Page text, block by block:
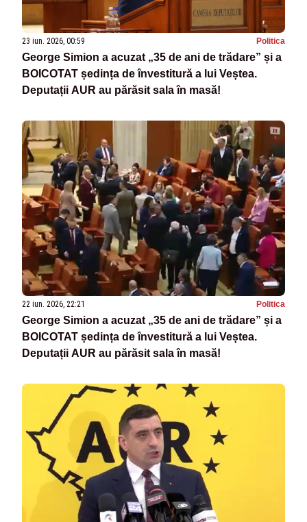
23 iun. 2026, 00:59 Politica
George Simion a acuzat „35 de ani de trădare” și a
BOICOTAT ședința de învestitură a lui Veștea.
Deputații AUR au părăsit sala în masă!
22 iun. 2026, 22:21 Politica
George Simion a acuzat „35 de ani de trădare” și a
BOICOTAT ședința de învestitură a lui Veștea.
Deputații AUR au părăsit sala în masă!